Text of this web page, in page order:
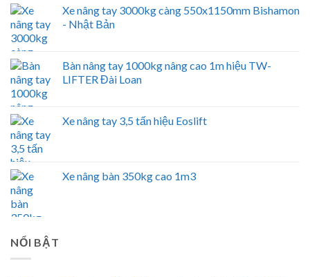
Xe nâng tay 3000kg càng 550x1150mm Bishamon
- Nhật Bản
Bàn nâng tay 1000kg nâng cao 1m hiệu TW-
LIFTER Đài Loan
Xe nâng tay 3,5 tấn hiệu Eoslift
Xe nâng bàn 350kg cao 1m3
NỔI BẬT